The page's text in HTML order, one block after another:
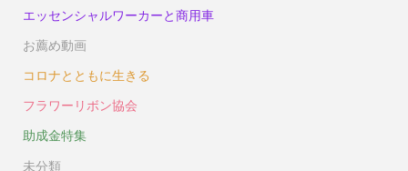
エッセンシャルワーカーと商用車
お薦め動画
コロナとともに生きる
フラワーリボン協会
助成金特集
未分類